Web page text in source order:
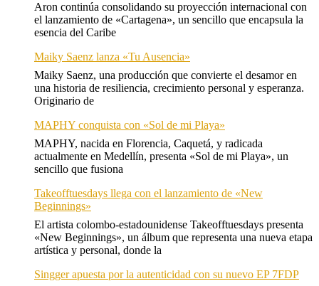
Aron continúa consolidando su proyección internacional con
el lanzamiento de «Cartagena», un sencillo que encapsula la
esencia del Caribe
Maiky Saenz lanza «Tu Ausencia»
Maiky Saenz, una producción que convierte el desamor en
una historia de resiliencia, crecimiento personal y esperanza.
Originario de
MAPHY conquista con «Sol de mi Playa»
MAPHY, nacida en Florencia, Caquetá, y radicada
actualmente en Medellín, presenta «Sol de mi Playa», un
sencillo que fusiona
Takeofftuesdays llega con el lanzamiento de «New
Beginnings»
El artista colombo-estadounidense Takeofftuesdays presenta
«New Beginnings», un álbum que representa una nueva etapa
artística y personal, donde la
Singger apuesta por la autenticidad con su nuevo EP 7FDP